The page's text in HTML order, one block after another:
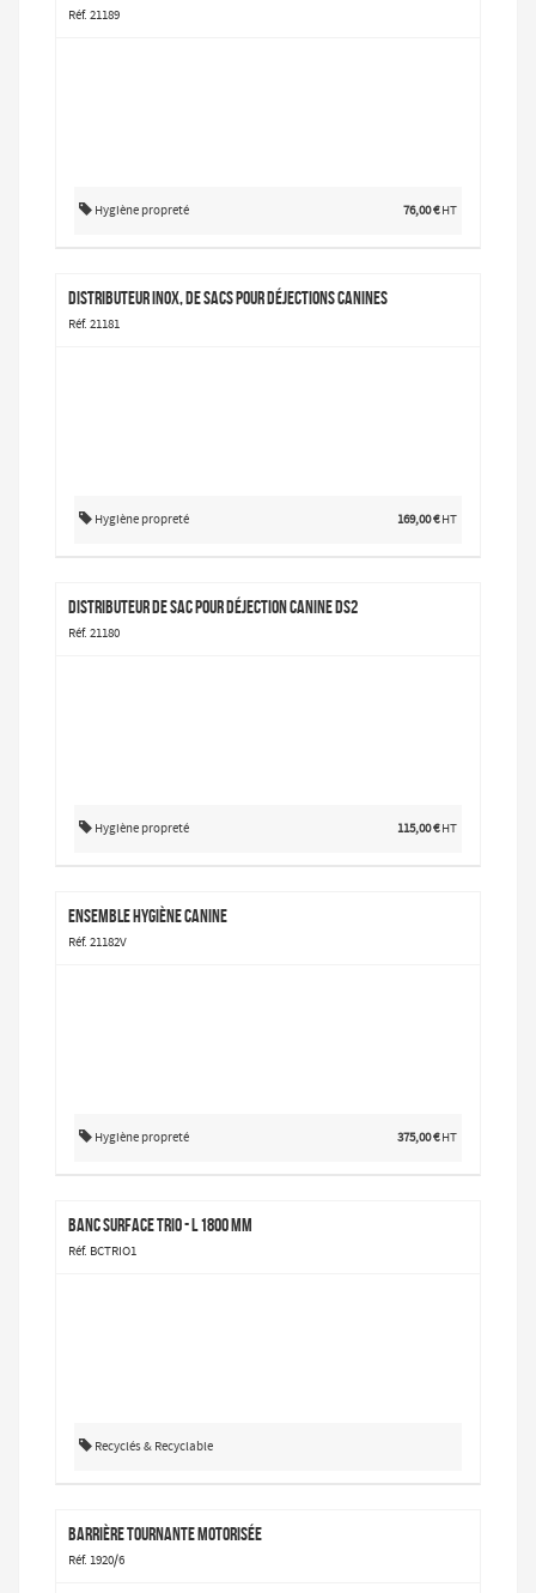
Réf. 21189
Hygiène propreté 76,00 € HT
Distributeur Inox, de sacs pour déjections canines
Réf. 21181
Hygiène propreté 169,00 € HT
Distributeur de sac pour déjection canine DS2
Réf. 21180
Hygiène propreté 115,00 € HT
Ensemble Hygiène Canine
Réf. 21182V
Hygiène propreté 375,00 € HT
Banc Surface TRIO - L 1800 mm
Réf. BCTRIO1
Recyclés & Recyclable
Barrière tournante motorisée
Réf. 1920/6